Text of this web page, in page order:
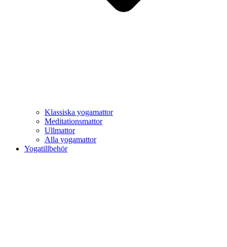
Klassiska yogamattor
Meditationsmattor
Ullmattor
Alla yogamattor
Yogatillbehör